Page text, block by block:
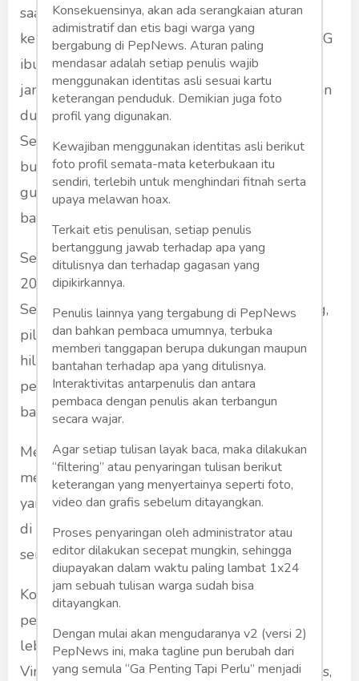
saat kena flu, pilek, bersin-bersin, mulai meler,
kepala agak sakit, katanya ada kiriman dari WAG
ibu-ibu. "Coba ini ada cara manjur tradisional,
jangan obat terus, sudah tua" kata Uti. Disiapkan
dua - tiga gelas air hangat, diminum sekaligus.
Seduh 1 cangkir kopi panas, segala merk kopi
bubuk (jangan kopi instant), kopi pahit tanpa
gula pasir, wajib diminum selagi agak panas
baru bermanfaat.
Setelah proses minum kopi tadi, dalam waktu
20-30 menit kita akan buang air kecil (pipis).
Secara perlahan, badan jadi terasa agak enteng,
pileknya hilang, nafas longgar, sakit kepala
hilang, ok juga ini cara. Resep ini beberapa kali
pernah dipraktikkan ke sanak keluarga, teman,
bahkan pembantu, manjur.
Mengapa? kata teori itu, Kopi tanpa gula pasir
memicu kita cepat pipis, ditambah air hangat
yang kita minum, membuat virus yang
di dalam tubuh kita, terkuras keluar lewat air
seni (maybe?).
Kopi pahit tanpa gula pasir adalahadditive
penambah semangat, sehingga membuat kita
lebih "aware". Rasa kantuk telah dihilangkan,
Virus telah terkuras sebagian sewaktu kita pipis,
Konsekuensinya, akan ada serangkaian aturan
adimistratif dan etis bagi warga yang
bergabung di PepNews. Aturan paling
mendasar adalah setiap penulis wajib
menggunakan identitas asli sesuai kartu
keterangan penduduk. Demikian juga foto
profil yang digunakan.
Kewajiban menggunakan identitas asli berikut
foto profil semata-mata keterbukaan itu
sendiri, terlebih untuk menghindari fitnah serta
upaya melawan hoax.
Terkait etis penulisan, setiap penulis
bertanggung jawab terhadap apa yang
ditulisnya dan terhadap gagasan yang
dipikirkannya.
Penulis lainnya yang tergabung di PepNews
dan bahkan pembaca umumnya, terbuka
memberi tanggapan berupa dukungan maupun
bantahan terhadap apa yang ditulisnya.
Interaktivitas antarpenulis dan antara
pembaca dengan penulis akan terbangun
secara wajar.
Agar setiap tulisan layak baca, maka dilakukan
“filtering” atau penyaringan tulisan berikut
keterangan yang menyertainya seperti foto,
video dan grafis sebelum ditayangkan.
Proses penyaringan oleh administrator atau
editor dilakukan secepat mungkin, sehingga
diupayakan dalam waktu paling lambat 1x24
jam sebuah tulisan warga sudah bisa
ditayangkan.
Dengan mulai akan mengudaranya v2 (versi 2)
PepNews ini, maka tagline pun berubah dari
yang semula “Ga Penting Tapi Perlu” menjadi